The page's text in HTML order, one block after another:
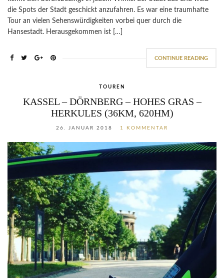
die Spots der Stadt geschickt anzufahren. Es war eine traumhafte
Tour an vielen Sehenswürdigkeiten vorbei quer durch die
Hansestadt. Herausgekommen ist […]
CONTINUE READING
TOUREN
KASSEL – DÖRNBERG – HOHES GRAS –
HERKULES (36KM, 620HM)
26. JANUAR 2018 1 KOMMENTAR